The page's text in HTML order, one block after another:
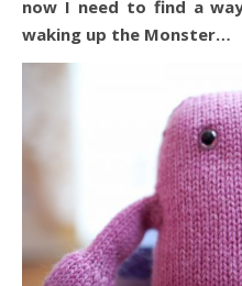
now I need to find a
waking up the Monster…